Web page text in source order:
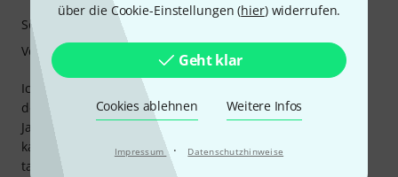
über die Cookie-Einstellungen (hier) widerrufen.
Geht klar
Cookies ablehnen Weitere Infos
Impressum · Datenschutzhinweise
Ich habe mir die Seiten wie die meisten wohl einfach aus
der reine Neugierde bestellt. Hätte man mir vor 20 oder 30
Jahren gesagt dass man so günstige Seiten irgendein
kaufen kann halte ich einfach nur gelacht Punkt es geht
tatsächlich, günstig und qualitativ hochwertig. Gemessen
Sound
Verarbeitung